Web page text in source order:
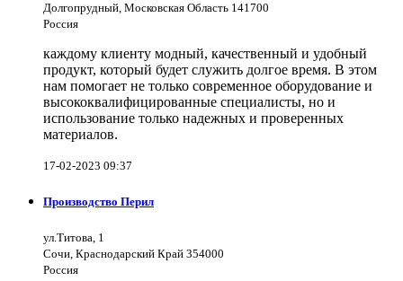
Долгопрудный, Московская Область 141700
Россия
каждому клиенту модный, качественный и удобный
продукт, который будет служить долгое время. В этом
нам помогает не только современное оборудование и
высококвалифицированные специалисты, но и
использование только надежных и проверенных
материалов.
17-02-2023 09:37
Производство Перил
ул.Титова, 1
Сочи, Краснодарский Край 354000
Россия